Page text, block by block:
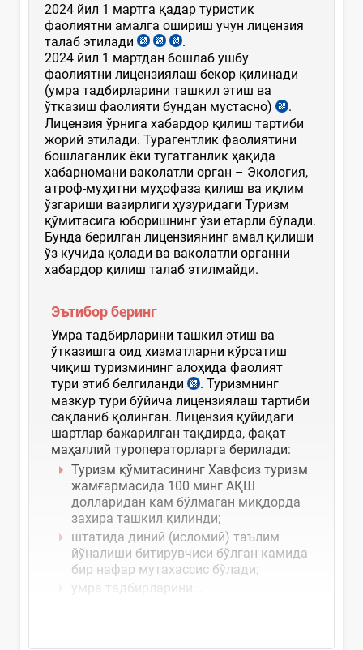
2024 йил 1 мартга қадар туристик
фаолиятни амалга ошириш учун лицензия
талаб этилади
.
2024 йил 1 мартдан бошлаб ушбу
фаолиятни лицензиялаш бекор қилинади
(умра тадбирларини ташкил этиш ва
ўтказиш фаолияти бундан мустасно)
.
Лицензия ўрнига хабардор қилиш тартиби
жорий этилади. Турагентлик фаолиятини
бошлаганлик ёки тугатганлик ҳақида
хабарномани ваколатли орган – Экология,
атроф-муҳитни муҳофаза қилиш ва иқлим
ўзгариши вазирлиги ҳузуридаги Туризм
қўмитасига юборишнинг ўзи етарли бўлади.
Бунда берилган лицензиянинг амал қилиши
ўз кучида қолади ва ваколатли органни
хабардор қилиш талаб этилмайди.
Эътибор беринг
Умра тадбирларини ташкил этиш ва
ўтказишга оид хизматларни кўрсатиш
чиқиш туризмининг алоҳида фаолият
тури этиб белгиланди
. Туризмнинг
мазкур тури бўйича лицензиялаш тартиби
сақланиб қолинган. Лицензия қуйидаги
шартлар бажарилган тақдирда, фақат
маҳаллий туроператорларга берилади:
Туризм қўмитасининг Хавфсиз туризм
жамғармасида 100 минг АҚШ
долларидан кам бўлмаган миқдорда
захира ташкил қилинди;
штатида диний (исломий) таълим
йўналиши битирувчиси бўлган камида
бир нафар мутахассис бўлади;
умра тадбирларини...